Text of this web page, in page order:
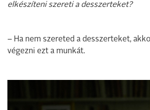
elkészíteni szereti a desszerteket?
– Ha nem szereted a ­desszerteket,
végezni ezt a munkát.